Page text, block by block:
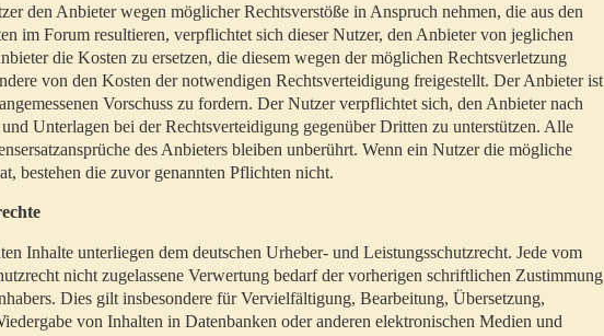
den Anbieter wegen möglicher Rechtsverstöße in Anspruch nehmen, die aus den
im Forum resultieren, verpflichtet sich dieser Nutzer, den Anbieter von jeglichen
die Kosten zu ersetzen, die diesem wegen der möglichen Rechtsverletzung
von den Kosten der notwendigen Rechtsverteidigung freigestellt. Der Anbieter ist
Vorschuss zu fordern. Der Nutzer verpflichtet sich, den Anbieter nach
Unterlagen bei der Rechtsverteidigung gegenüber Dritten zu unterstützen. Alle
des Anbieters bleiben unberührt. Wenn ein Nutzer die mögliche
bestehen die zuvor genannten Pflichten nicht.
Inhalte unterliegen dem deutschen Urheber- und Leistungsschutzrecht. Jede vom
nicht zugelassene Verwertung bedarf der vorherigen schriftlichen Zustimmung
Dies gilt insbesondere für Vervielfältigung, Bearbeitung, Übersetzung,
von Inhalten in Datenbanken oder anderen elektronischen Medien und